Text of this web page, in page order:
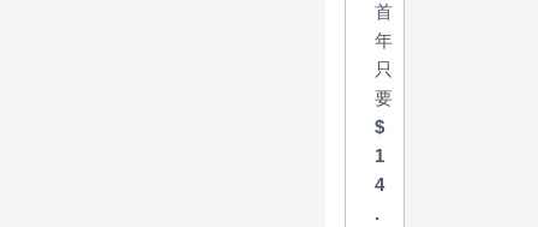
首
年
只
要
$
1
4
.